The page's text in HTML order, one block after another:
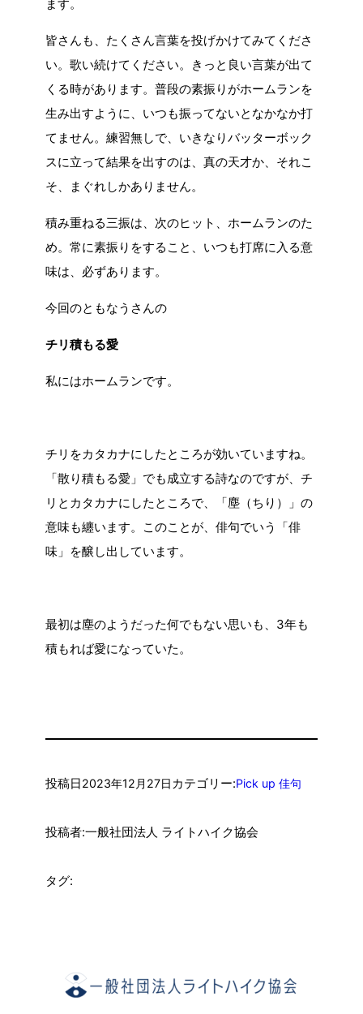
ます。
皆さんも、たくさん言葉を投げかけてみてくださ
い。歌い続けてください。きっと良い言葉が出て
くる時があります。普段の素振りがホームランを
生み出すように、いつも振ってないとなかなか打
てません。練習無しで、いきなりバッターボック
スに立って結果を出すのは、真の天才か、それこ
そ、まぐれしかありません。
積み重ねる三振は、次のヒット、ホームランのた
め。常に素振りをすること、いつも打席に入る意
味は、必ずあります。
今回のともなうさんの
チリ積もる愛
私にはホームランです。
チリをカタカナにしたところが効いていますね。
「散り積もる愛」でも成立する詩なのですが、チ
リとカタカナにしたところで、「塵（ちり）」の
意味も纏います。このことが、俳句でいう「俳
味」を醸し出しています。
最初は塵のようだった何でもない思いも、3年も
積もれば愛になっていた。
投稿日2023年12月27日 カテゴリー:Pick up 佳句
投稿者:一般社団法人 ライトハイク協会
タグ: